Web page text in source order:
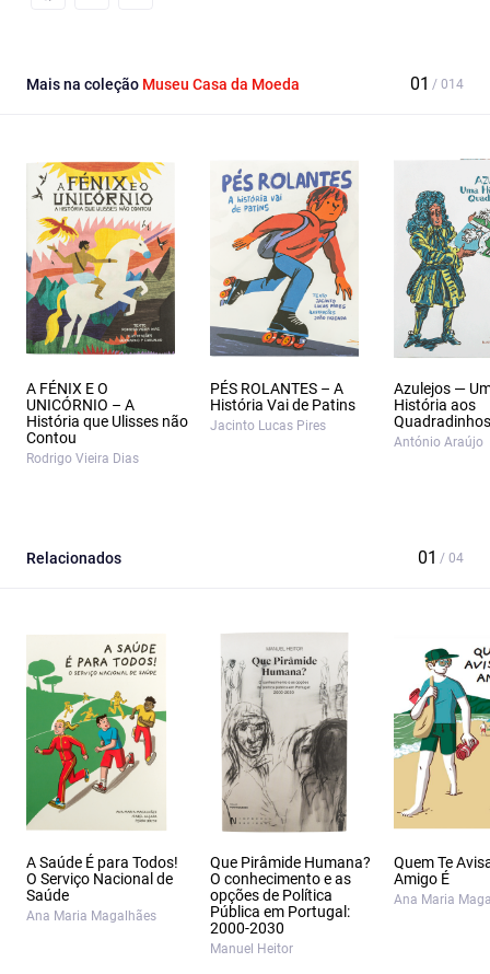
Mais na coleção Museu Casa da Moeda
A FÉNIX E O
UNICÓRNIO – A
História que Ulisses não
Contou
Rodrigo Vieira Dias
PÉS ROLANTES – A
História Vai de Patins
Jacinto Lucas Pires
Azulejos —
História aos
Quadradinhos
António Araújo
Relacionados
A Saúde É para Todos!
O Serviço Nacional de
Saúde
Ana Maria Magalhães
Que Pirâmide Humana?
O conhecimento e as
opções de Política
Pública em Portugal:
2000‑2030
Manuel Heitor
Quem Te
Amigo É
Ana Maria